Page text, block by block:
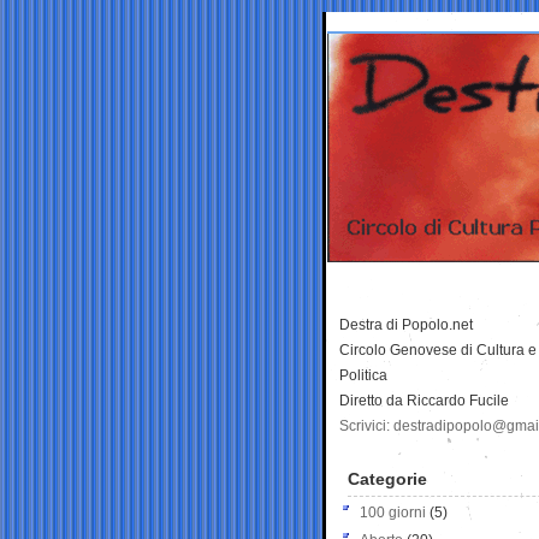
Destra di Popolo.net
Circolo Genovese di Cultura e
Politica
Diretto da Riccardo Fucile
Scrivici:
Categorie
100 giorni (5)